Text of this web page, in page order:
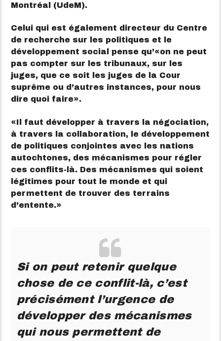
Montréal (UdeM).
Celui qui est également directeur du Centre
de recherche sur les politiques et le
développement social pense qu’
on ne peut
pas compter sur les tribunaux, sur les
juges, que ce soit les juges de la Cour
suprême ou d’autres instances, pour nous
dire quoi faire
.
Il faut développer à travers la négociation,
à travers la collaboration, le développement
de politiques conjointes avec les nations
autochtones, des mécanismes pour régler
ces conflits-là. Des mécanismes qui soient
légitimes pour tout le monde et qui
permettent de trouver des terrains
d’entente.
Si on peut retenir quelque
chose de ce conflit-là, c’est
précisément l’urgence de
développer des mécanismes
qui nous permettent de